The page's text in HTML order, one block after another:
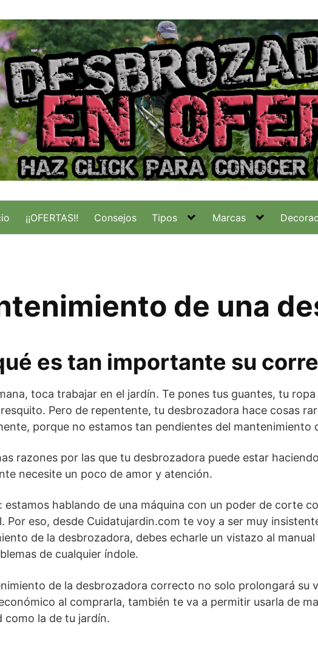
¡¡OFERTAS!! Consejos Tipos Marcas
de una
es tan importante su
toca trabajar en el jardín. Te pones tus guantes, tu
Pero de repentente, tu desbrozadora hace cosas
porque no estamos tan pendientes del mantenimiento
razones por las que tu desbrozadora puede estar
necesite un poco de amor y atención.
estamos hablando de una máquina con un poder de corte
Por eso, desde Cuidatujardin.com te voy a ser muy
de la desbrozadora, debes echarle un vistazo al
de cualquier índole.
de la desbrozadora correcto no solo prolongará su
al comprarla, también te va a permitir usarla de
como la de tu jardín.